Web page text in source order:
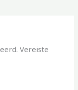
Vereiste